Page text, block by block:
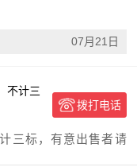
07月21日
不计三
拨打电话
三标，有意出售者请